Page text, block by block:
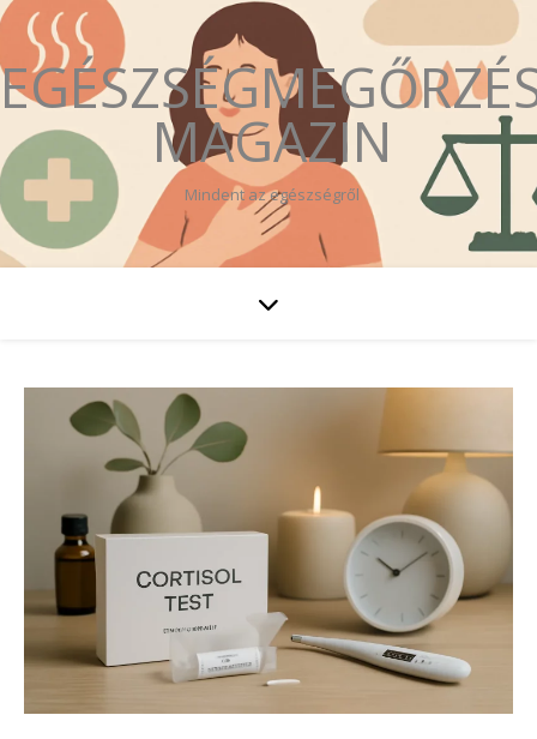
MAGAZIN
Mindent az egészségről